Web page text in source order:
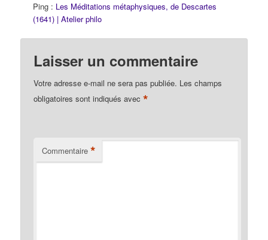
Ping : Les Méditations métaphysiques, de Descartes
(1641) | Atelier philo
Laisser un commentaire
Votre adresse e-mail ne sera pas publiée. Les champs
obligatoires sont indiqués avec*
Commentaire *